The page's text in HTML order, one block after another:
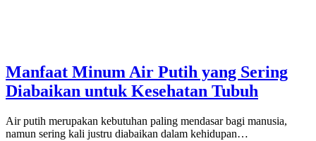
Manfaat Minum Air Putih yang Sering
Diabaikan untuk Kesehatan Tubuh
Air putih merupakan kebutuhan paling mendasar bagi manusia,
namun sering kali justru diabaikan dalam kehidupan…